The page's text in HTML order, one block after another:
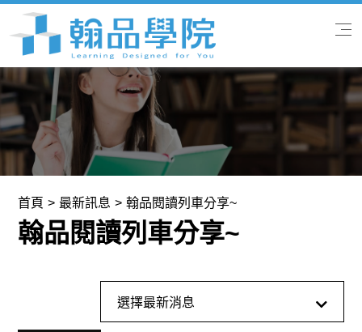
首頁
關於我們
翰品快訊
聯絡我們
首頁 最新訊息 翰品閱讀列車分享~
翰品閱讀列車分享~
選擇最新消息
全部消息